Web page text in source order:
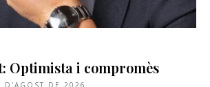
Optimista i compromès
D'AGOST DE 2026